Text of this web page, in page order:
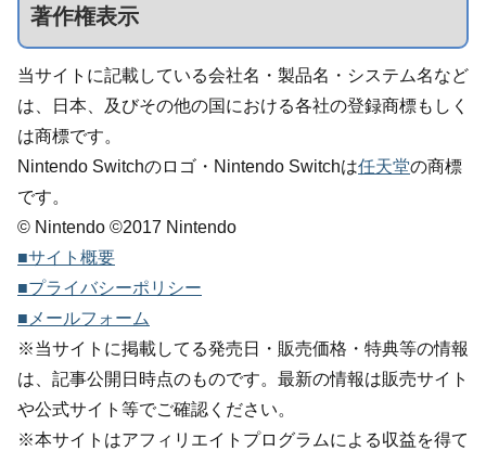
著作権表示
当サイトに記載している会社名・製品名・システム名など
は、日本、及びその他の国における各社の登録商標もしく
は商標です。
Nintendo Switchのロゴ・Nintendo Switchは任天堂の商標
です。
© Nintendo ©2017 Nintendo
■サイト概要
■プライバシーポリシー
■メールフォーム
※当サイトに掲載してる発売日・販売価格・特典等の情報
は、記事公開日時点のものです。最新の情報は販売サイト
や公式サイト等でご確認ください。
※本サイトはアフィリエイトプログラムによる収益を得て